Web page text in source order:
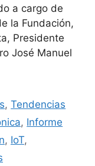
a cargo de
la Fundación,
Presidente
José Manuel
,Tendencias
, Informe
, IoT,